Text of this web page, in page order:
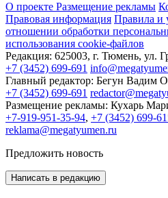
О проекте Размещение рекламы
Правовая информация Правила и
отношении обработки
использования cookie-файлов
Редакция: 625003, г. Тюмень, ул.
+7 (3452) 699-691
Главный редактор: Бегун Вадим
+7 (3452) 699-691
Размещение рекламы: Кухарь
+7-919-951-35-94, +7 (3452) 699-
reklama@megatyumen.ru
Предложить новость
Написать в редакцию